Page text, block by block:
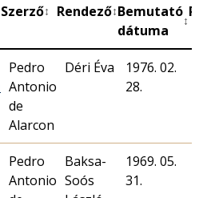
Szerző↕ Rendező↕Bemutató
dátuma
↕
Pedro
Antonio
de
Alarcon
Déri Éva
1976. 02.
28.
Pedro
Antonio
Baksa-
Soós
1969. 05.
31.